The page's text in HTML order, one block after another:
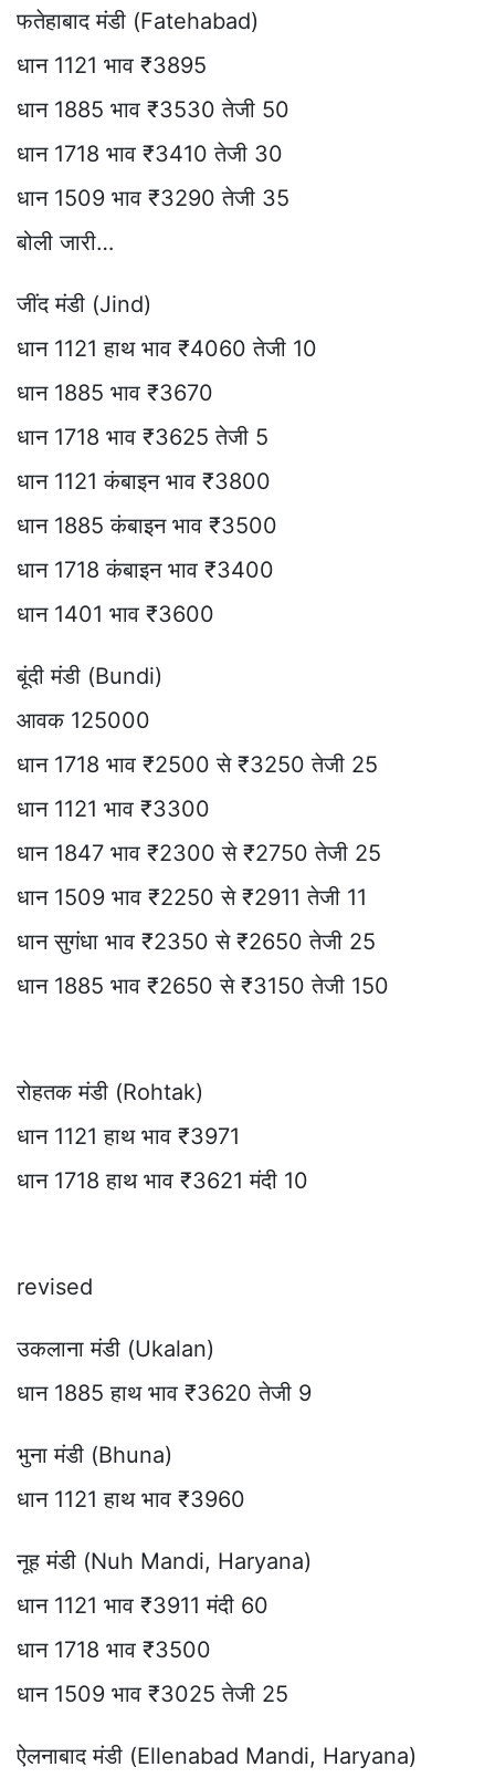
फतेहाबाद मंडी (Fatehabad)
धान 1121 भाव ₹3895
धान 1885 भाव ₹3530 तेजी 50
धान 1718 भाव ₹3410 तेजी 30
धान 1509 भाव ₹3290 तेजी 35
बोली जारी…
जींद मंडी (Jind)
धान 1121 हाथ भाव ₹4060 तेजी 10
धान 1885 भाव ₹3670
धान 1718 भाव ₹3625 तेजी 5
धान 1121 कंबाइन भाव ₹3800
धान 1885 कंबाइन भाव ₹3500
धान 1718 कंबाइन भाव ₹3400
धान 1401 भाव ₹3600
बूंदी मंडी (Bundi)
आवक 125000
धान 1718 भाव ₹2500 से ₹3250 तेजी 25
धान 1121 भाव ₹3300
धान 1847 भाव ₹2300 से ₹2750 तेजी 25
धान 1509 भाव ₹2250 से ₹2911 तेजी 11
धान सुगंधा भाव ₹2350 से ₹2650 तेजी 25
धान 1885 भाव ₹2650 से ₹3150 तेजी 150
रोहतक मंडी (Rohtak)
धान 1121 हाथ भाव ₹3971
धान 1718 हाथ भाव ₹3621 मंदी 10
revised
उकलाना मंडी (Ukalan)
धान 1885 हाथ भाव ₹3620 तेजी 9
भुना मंडी (Bhuna)
धान 1121 हाथ भाव ₹3960
नूह मंडी (Nuh Mandi, Haryana)
धान 1121 भाव ₹3911 मंदी 60
धान 1718 भाव ₹3500
धान 1509 भाव ₹3025 तेजी 25
ऐलनाबाद मंडी (Ellenabad Mandi, Haryana)